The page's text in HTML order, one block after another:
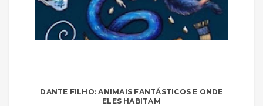
DANTE FILHO: ANIMAIS FANTÁSTICOS E ONDE
ELES HABITAM